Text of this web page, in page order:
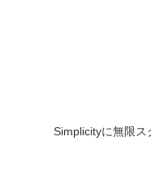
Simplicityに無限ス